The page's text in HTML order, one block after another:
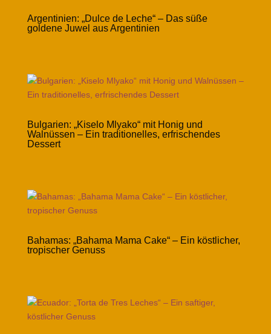
Argentinien: „Dulce de Leche“ – Das süße
goldene Juwel aus Argentinien
Bulgarien: „Kiselo Mlyako“ mit Honig und
Walnüssen – Ein traditionelles, erfrischendes
Dessert
Bahamas: „Bahama Mama Cake“ – Ein köstlicher,
tropischer Genuss